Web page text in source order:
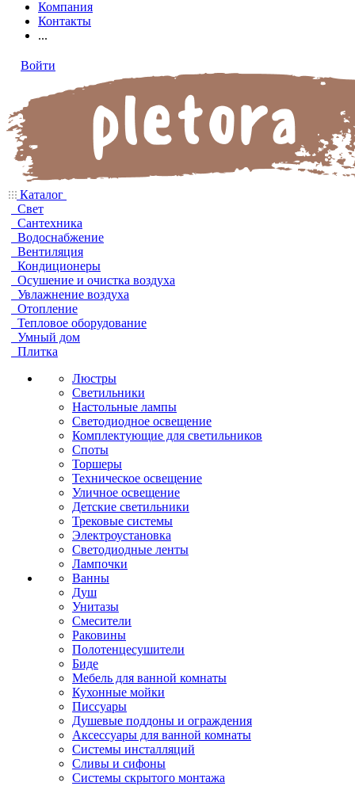
Компания
Контакты
...
Войти
Каталог
Свет
Сантехника
Водоснабжение
Вентиляция
Кондиционеры
Осушение и очистка воздуха
Увлажнение воздуха
Отопление
Тепловое оборудование
Умный дом
Плитка
Люстры
Светильники
Настольные лампы
Светодиодное освещение
Комплектующие для светильников
Споты
Торшеры
Техническое освещение
Уличное освещение
Детские светильники
Трековые системы
Электроустановка
Светодиодные ленты
Лампочки
Ванны
Душ
Унитазы
Смесители
Раковины
Полотенцесушители
Биде
Мебель для ванной комнаты
Кухонные мойки
Писсуары
Душевые поддоны и ограждения
Аксессуары для ванной комнаты
Системы инсталляций
Сливы и сифоны
Системы скрытого монтажа